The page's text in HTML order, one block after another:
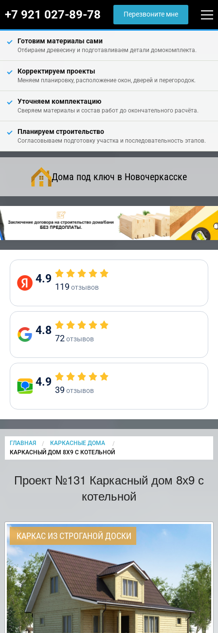
+7 921 027-89-78 Перезвоните мне
Готовим материалы сами
Отбираем древесину и подготавливаем детали домокомплекта.
Корректируем проекты
Меняем планировку, расположение окон, дверей и перегородок.
Уточняем комплектацию
Сверяем материалы и состав работ до окончательного расчёта.
Планируем строительство
Согласовываем подготовку участка и последовательность этапов.
Дома под ключ в Новочеркасске
4.9
119 отзывов
4.8
72отзывов
4.9
39 отзывов
ГЛАВНАЯ
КАРКАСНЫЕ ДОМА
CURRENT:
КАРКАСНЫЙ ДОМ 8Х9 С КОТЕЛЬНОЙ
Проект №131 Каркасный дом 8х9 с
котельной
КАРКАС ИЗ СТРОГАНОЙ ДОСКИ